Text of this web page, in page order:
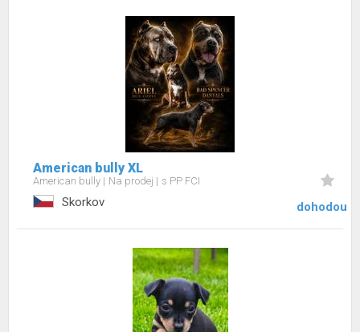
American bully XL
American bully Na prodej s PP FCI
Skorkov dohodou